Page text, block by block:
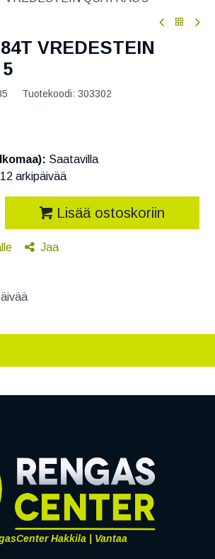
VREDESTEIN
Tuotekoodi: 303302
Saatavilla
12 arkipäivää
Lisää ostoskoriin
Jaa
Hakkila | Vantaa